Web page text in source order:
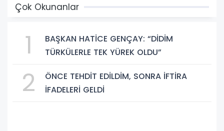
Çok Okunanlar
1
BAŞKAN HATİCE GENÇAY: “DİDİM
TÜRKÜLERLE TEK YÜREK OLDU”
2
ÖNCE TEHDİT EDİLDİM, SONRA İFTİRA
İFADELERİ GELDİ